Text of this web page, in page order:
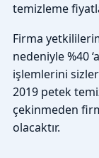
temizleme
Firma
nedeniyle %40
işlemlerini
2019 petek
çekinmeden
olacaktır.